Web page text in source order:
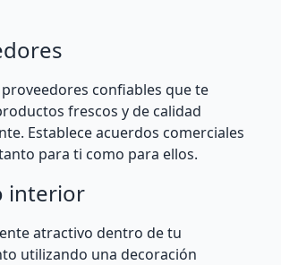
confiables que te
frescos y de calidad
Establece acuerdos comerciales
para ti como para ellos.
interior
atractivo dentro de tu
utilizando una decoración